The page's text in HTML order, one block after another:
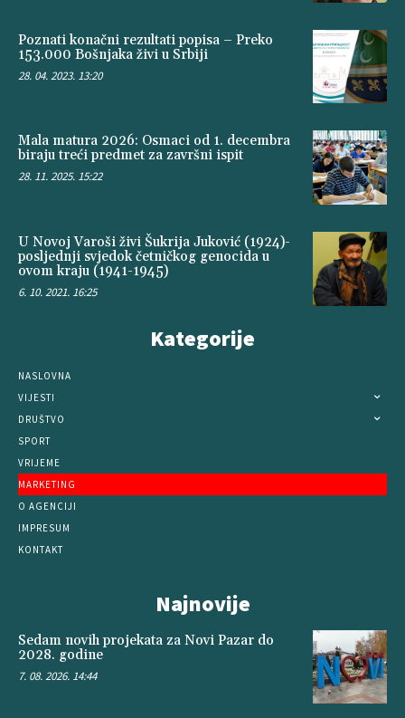
Poznati konačni rezultati popisa – Preko
153.000 Bošnjaka živi u Srbiji
28. 04. 2023. 13:20
Mala matura 2026: Osmaci od 1. decembra
biraju treći predmet za završni ispit
28. 11. 2025. 15:22
U Novoj Varoši živi Šukrija Juković (1924)-
posljednji svjedok četničkog genocida u
ovom kraju (1941-1945)
6. 10. 2021. 16:25
Kategorije
NASLOVNA
VIJESTI
DRUŠTVO
SPORT
VRIJEME
MARKETING
O AGENCIJI
IMPRESUM
KONTAKT
Najnovije
Sedam novih projekata za Novi Pazar do
2028. godine
7. 08. 2026. 14:44